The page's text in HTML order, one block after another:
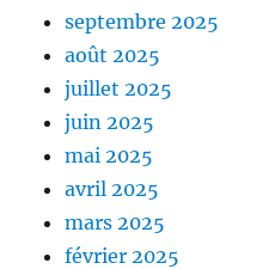
septembre 2025
août 2025
juillet 2025
juin 2025
mai 2025
avril 2025
mars 2025
février 2025